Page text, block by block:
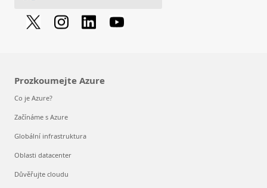
Prozkoumejte Azure
Co je Azure?
Začínáme s Azure
Globální infrastruktura
Oblasti datacenter
Důvěřujte cloudu